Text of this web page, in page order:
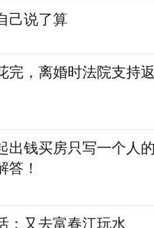
己说了算
完，离婚时法院支持
出钱买房只写一个人
答！
：又去富春江玩水